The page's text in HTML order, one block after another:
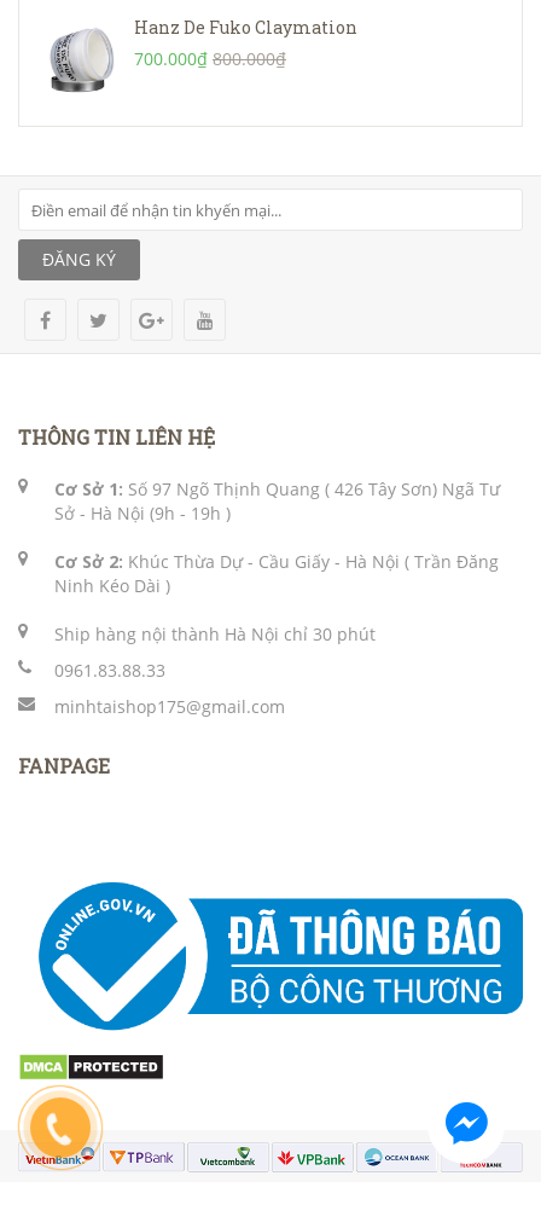
Hanz De Fuko Claymation
700.000₫ 800.000₫
ĐĂNG KÝ
THÔNG TIN LIÊN HỆ
Cơ Sở 1: Số 97 Ngõ Thịnh Quang ( 426 Tây Sơn) Ngã Tư
Sở - Hà Nội (9h - 19h )
Cơ Sở 2: Khúc Thừa Dự - Cầu Giấy - Hà Nội ( Trần Đăng
Ninh Kéo Dài )
Ship hàng nội thành Hà Nội chỉ 30 phút
0961.83.88.33
minhtaishop175@gmail.com
FANPAGE